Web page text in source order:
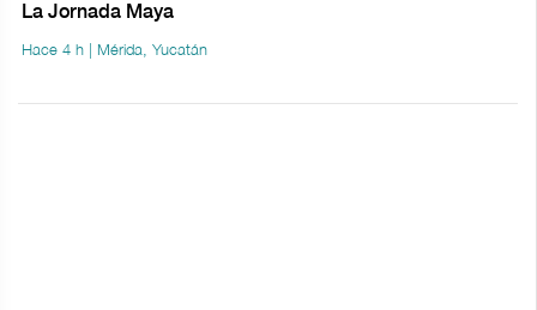
La Jornada Maya
Hace 4 h | Mérida, Yucatán